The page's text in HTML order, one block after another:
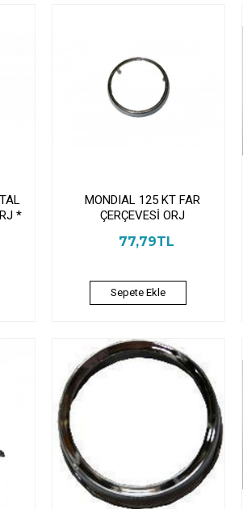
*
MONDIAL 125 KT FAR
ÇERÇEVESİ ORJ
77,79TL
Sepete Ekle